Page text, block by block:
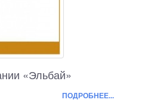
«Эльбай»
ПОДРОБНЕЕ...